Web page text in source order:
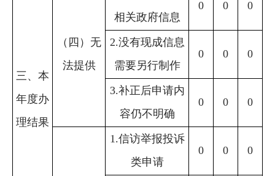
三、本
年度办
理结果
（四）无
法提供
相关政府信息
0 0 0
2.没有现成信息
需要另行制作
0 0 0
3.补正后申请内
容仍不明确
0 0 0
1.信访举报投诉
类申请
0 0 0